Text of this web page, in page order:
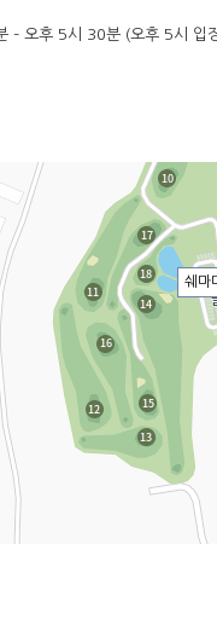
– 오후 5시 30분 (오후 5시 입
쉐마